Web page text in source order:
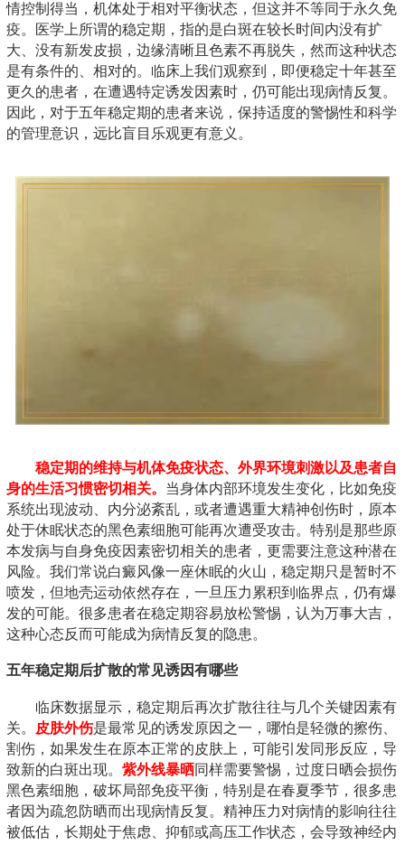
情控制得当，机体处于相对平衡状态，但这并不等同于永久免
疫。医学上所谓的稳定期，指的是白斑在较长时间内没有扩
大、没有新发皮损，边缘清晰且色素不再脱失，然而这种状态
是有条件的、相对的。临床上我们观察到，即便稳定十年甚至
更久的患者，在遭遇特定诱发因素时，仍可能出现病情反复。
因此，对于五年稳定期的患者来说，保持适度的警惕性和科学
的管理意识，远比盲目乐观更有意义。
稳定期的维持与机体免疫状态、外界环境刺激以及患者自
身的生活习惯密切相关。 当身体内部环境发生变化，比如免疫
系统出现波动、内分泌紊乱，或者遭遇重大精神创伤时，原本
处于休眠状态的黑色素细胞可能再次遭受攻击。特别是那些原
本发病与自身免疫因素密切相关的患者，更需要注意这种潜在
风险。我们常说白癜风像一座休眠的火山，稳定期只是暂时不
喷发，但地壳运动依然存在，一旦压力累积到临界点，仍有爆
发的可能。很多患者在稳定期容易放松警惕，认为万事大吉，
这种心态反而可能成为病情反复的隐患。
五年稳定期后扩散的常见诱因有哪些
临床数据显示，稳定期后再次扩散往往与几个关键因素有
关。
皮肤外伤是最常见的诱发原因之一，哪怕是轻微的擦伤、
割伤，如果发生在原本正常的皮肤上，可能引发同形反应，导
致新的白斑出现。 紫外线暴晒同样需要警惕，过度日晒会损伤
黑色素细胞，破坏局部免疫平衡，特别是在春夏季节，很多患
者因为疏忽防晒而出现病情反复。精神压力对病情的影响往往
被低估，长期处于焦虑、抑郁或高压工作状态，会导致神经内